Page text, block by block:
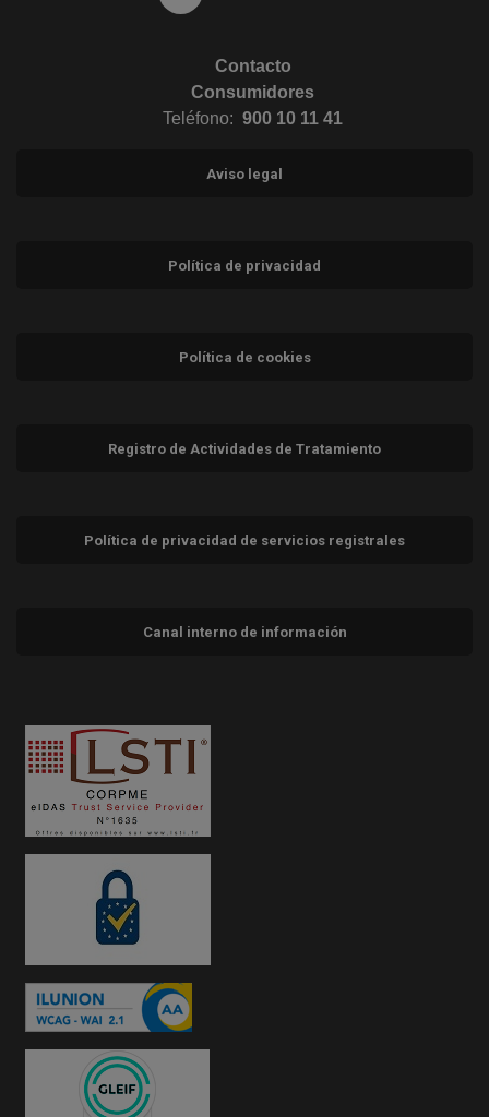
Contacto
Consumidores
Teléfono: 900 10 11 41
Aviso legal
Política de privacidad
Política de cookies
Registro de Actividades de Tratamiento
Política de privacidad de servicios registrales
Canal interno de información